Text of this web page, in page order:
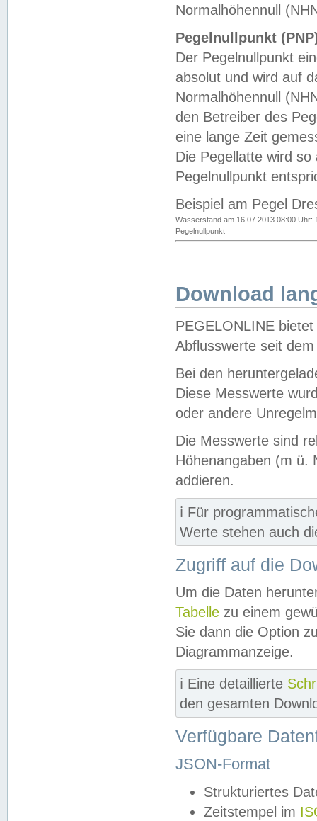
Normalhöhennull
Pegelnullpunkt
Der Pegelnullpunkt
absolut und wird auf
Normalhöhennull
den Betreiber des
eine lange Zeit
Die Pegellatte wird
Pegelnullpunkt
Beispiel am Pegel
Wasserstand am 16.07.2013 08:00 Uhr:
Pegelnullpunkt
Download
PEGELONLINE
Abflusswerte seit
Bei den
Diese Messwerte
oder andere
Die Messwerte sind
Höhenangaben (m ü.
addieren.
ℹ️ Für
Werte stehen auch
Zugriff auf die
Um die Daten
Tabelle zu einem
Sie dann die Option
Diagrammanzeige.
ℹ️ Eine detaillierte
den gesamten
Verfügbare
JSON-Format
Strukturiertes
Zeitstempel im